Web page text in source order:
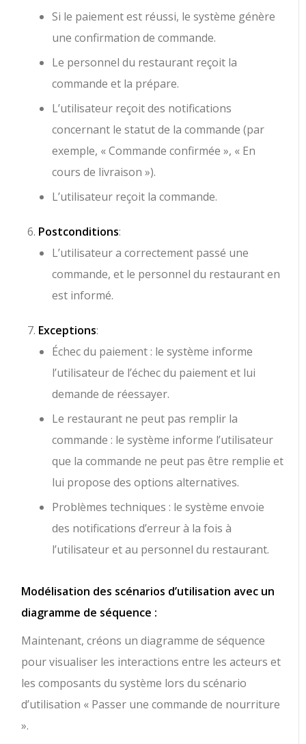
Si le paiement est réussi, le système génère
une confirmation de commande.
Le personnel du restaurant reçoit la
commande et la prépare.
L’utilisateur reçoit des notifications
concernant le statut de la commande (par
exemple, « Commande confirmée », « En
cours de livraison »).
L’utilisateur reçoit la commande.
Postconditions:
L’utilisateur a correctement passé une
commande, et le personnel du restaurant en
est informé.
Exceptions:
Échec du paiement : le système informe
l’utilisateur de l’échec du paiement et lui
demande de réessayer.
Le restaurant ne peut pas remplir la
commande : le système informe l’utilisateur
que la commande ne peut pas être remplie et
lui propose des options alternatives.
Problèmes techniques : le système envoie
des notifications d’erreur à la fois à
l’utilisateur et au personnel du restaurant.
Modélisation des scénarios d’utilisation avec un
diagramme de séquence :
Maintenant, créons un diagramme de séquence
pour visualiser les interactions entre les acteurs et
les composants du système lors du scénario
d’utilisation « Passer une commande de nourriture
».